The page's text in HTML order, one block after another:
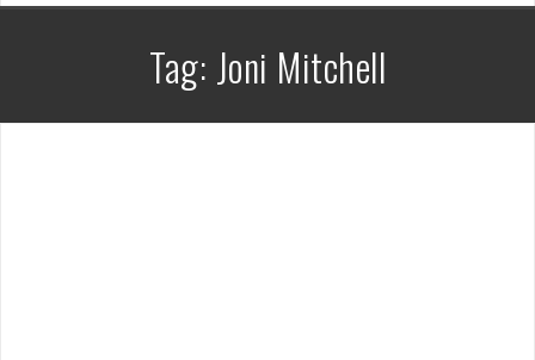
Tag: Joni Mitchell